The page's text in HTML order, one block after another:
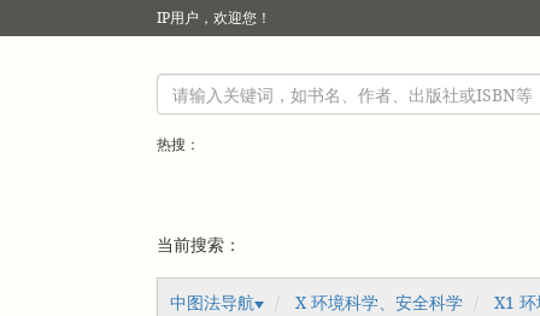
IP用户，欢迎您！
热搜：
当前搜索：
中图法导航 X 环境科学、安全科学 X1